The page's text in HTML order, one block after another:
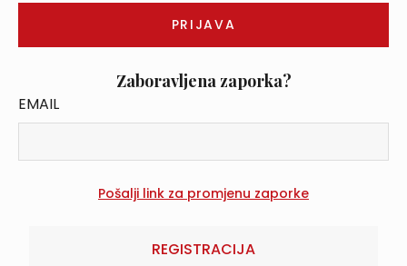
Zaboravljena zaporka?
EMAIL
REGISTRACIJA